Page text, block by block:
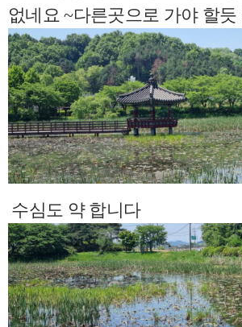
없네요 ~다른곳으로 가야 할듯
수심도 약 합니다